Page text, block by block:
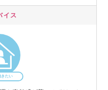
ってはその体制自体に変化
」へと刷新していこうと計
イス
きたい